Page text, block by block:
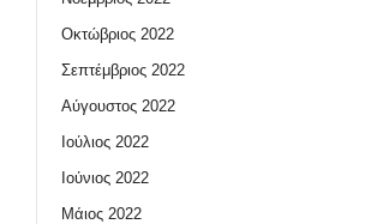
Οκτώβριος 2022
Σεπτέμβριος 2022
Αύγουστος 2022
Ιούλιος 2022
Ιούνιος 2022
Μάιος 2022